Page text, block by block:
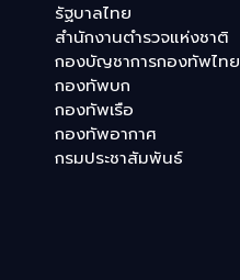
รัฐบาลไทย
สำนักงานตำรวจแห่งชาติ
กองบัญชาการกองทัพไทย
กองทัพบก
กองทัพเรือ
กองทัพอากาศ
กรมประชาสัมพันธ์